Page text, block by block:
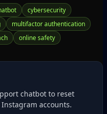
cybersecurity
multifactor authentication
online safety
chatbot to reset
accounts.